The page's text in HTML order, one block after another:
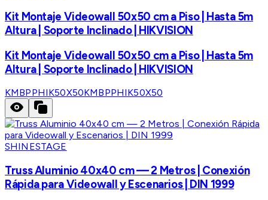
Kit Montaje Videowall 50x50 cm a Piso | Hasta 5m
Altura | Soporte Inclinado | HIKVISION
Kit Montaje Videowall 50x50 cm a Piso | Hasta 5m
Altura | Soporte Inclinado | HIKVISION
KMBPPHIK50X50KMBPPHIK50X50
SHINESTAGE
Truss Aluminio 40x40 cm — 2 Metros | Conexión
Rápida para Videowall y Escenarios | DIN 1999